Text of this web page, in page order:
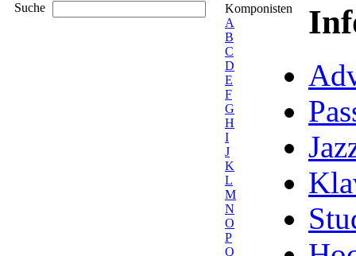
Suche
Komponisten
A
B
C
D
E
F
G
H
I
J
K
L
M
N
O
P
Q